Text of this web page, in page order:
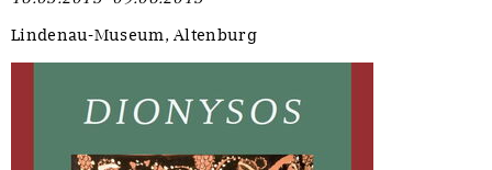
Lindenau-Museum, Altenburg